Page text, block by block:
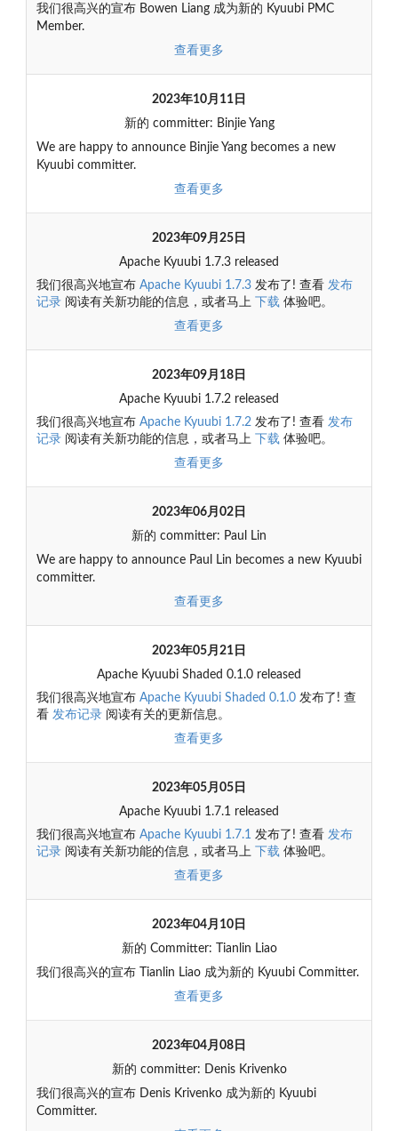
我们很高兴的宣布 Bowen Liang 成为新的 Kyuubi PMC
Member.
查看更多
2023年10月11日
新的 committer: Binjie Yang
We are happy to announce Binjie Yang becomes a new
Kyuubi committer.
查看更多
2023年09月25日
Apache Kyuubi 1.7.3 released
我们很高兴地宣布 Apache Kyuubi 1.7.3发布了! 查看 发布
记录阅读有关新功能的信息，或者马上 下载 体验吧。
查看更多
2023年09月18日
Apache Kyuubi 1.7.2 released
我们很高兴地宣布 Apache Kyuubi 1.7.2 发布了! 查看 发布
记录阅读有关新功能的信息，或者马上 下载 体验吧。
查看更多
2023年06月02日
新的 committer: Paul Lin
We are happy to announce Paul Lin becomes a new Kyuubi
committer.
查看更多
2023年05月21日
Apache Kyuubi Shaded 0.1.0 released
我们很高兴地宣布 Apache Kyuubi Shaded 0.1.0发布了! 查
看 发布记录阅读有关的更新信息。
查看更多
2023年05月05日
Apache Kyuubi 1.7.1 released
我们很高兴地宣布 Apache Kyuubi 1.7.1 发布了! 查看 发布
记录阅读有关新功能的信息，或者马上 下载 体验吧。
查看更多
2023年04月10日
新的 Committer: Tianlin Liao
我们很高兴的宣布 Tianlin Liao 成为新的 Kyuubi Committer.
查看更多
2023年04月08日
新的 committer: Denis Krivenko
我们很高兴的宣布 Denis Krivenko 成为新的 Kyuubi
Committer.